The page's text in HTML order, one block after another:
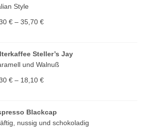
Style
€ – 35,70 €
Steller’s Jay
und Walnuß
€ – 18,10 €
Blackcap
nussig und schokoladig